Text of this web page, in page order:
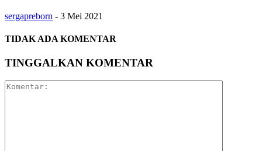
sergapreborn - 3 Mei 2021
TIDAK ADA KOMENTAR
TINGGALKAN KOMENTAR